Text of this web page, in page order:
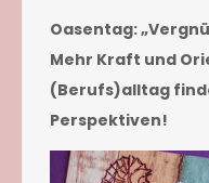
Oasentag:
Mehr Kraft und
(Berufs)alltag
Perspektiven!